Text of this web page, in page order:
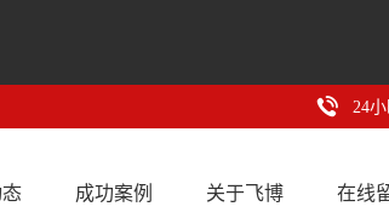
24
成功案例 关于飞博 在线